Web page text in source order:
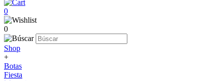
0
0
Shop
+
Botas
Fiesta